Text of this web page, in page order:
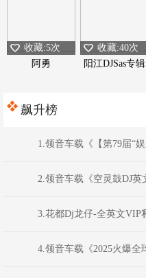
阿勇
收藏:5次
阳江DJSas专辑
收藏:40次
飙升榜
1.领音车载《【第79届“
带你听完全英文音乐·以后非金
2.领音车载《空灵鼓DJ英
叫做请添加对方为好友】》DJ虹
3.花都Dj龙仔-全英文VIP
4.领音车载《2025火爆全